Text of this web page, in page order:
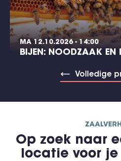
MA 12.10.2026 - 14:00
BIJEN: NOODZAAK EN
Volledige
Op zoek naar
locatie voor je